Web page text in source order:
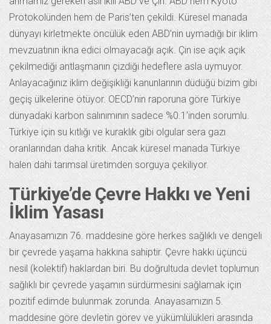
Protokolünden hem de Paris’ten çekildi. Küresel manada
dünyayı kirletmekte öncülük eden ABD’nin uymadığı bir iklim
mevzuatının ikna edici olmayacağı açık. Çin ise açık açık
çekilmediği antlaşmanın çizdiği hedeflere asla uymuyor.
Anlayacağınız iklim değişikliği kanunlarının düdüğü bizim gibi
geçiş ülkelerine ötüyor. OECD’nin raporuna göre Türkiye
dünyadaki karbon salınımının sadece %0.1’inden sorumlu.
Türkiye için su kıtlığı ve kuraklık gibi olgular sera gazı
oranlarından daha kritik. Ancak küresel manada Türkiye
halen dahi tarımsal üretimden sorguya çekiliyor.
Türkiye’de Çevre Hakkı ve Yeni
İklim Yasası
Anayasamızın 76. maddesine göre herkes sağlıklı ve dengeli
bir çevrede yaşama hakkına sahiptir. Çevre hakkı üçüncü
nesil (kolektif) haklardan biri. Bu doğrultuda devlet toplumun
sağlıklı bir çevrede yaşamın sürdürmesini sağlamak için
pozitif edimde bulunmak zorunda. Anayasamızın 5.
maddesine göre devletin görev ve yükümlülükleri arasında